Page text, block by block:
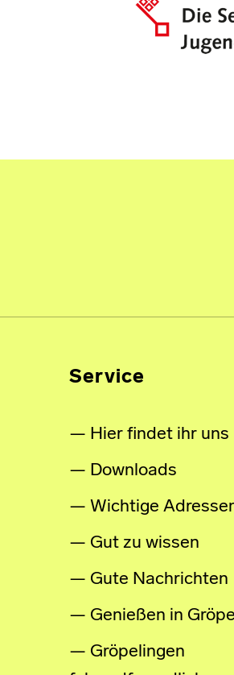
Service
Hier findet ihr uns
Downloads
Wichtige
Gut zu wissen
Gute Nachrichten
Genießen in
Gröpelingen